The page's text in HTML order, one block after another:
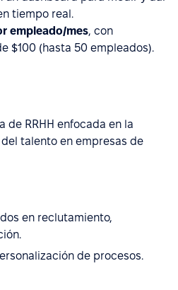
tiempo real.
empleado/mes, con
$100 (hasta 50 empleados).
de RRHH enfocada en la
talento en empresas de
en reclutamiento,
de procesos.